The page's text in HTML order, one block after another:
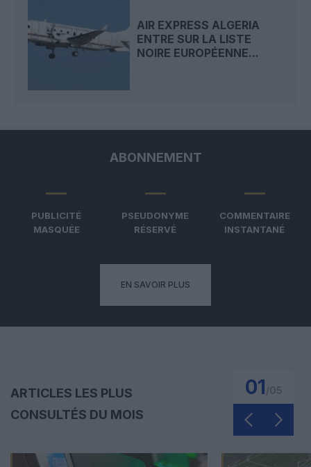
AIR EXPRESS ALGERIA
ENTRE SUR LA LISTE
NOIRE EUROPÉENNE...
ABONNEMENT
PUBLICITÉ
MASQUÉE
PSEUDONYME
RÉSERVÉ
COMMENTAIRE
INSTANTANÉ
EN SAVOIR PLUS
ARTICLES LES PLUS
CONSULTÉS DU MOIS
01